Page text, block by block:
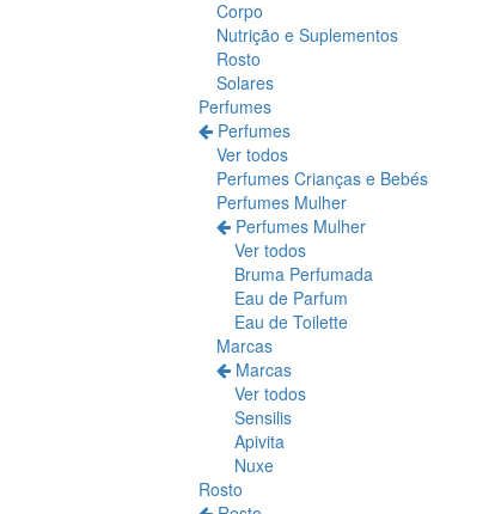
Corpo
Nutrição e Suplementos
Rosto
Solares
Perfumes
Perfumes
Ver todos
Perfumes Crianças e Bebés
Perfumes Mulher
Perfumes Mulher
Ver todos
Bruma Perfumada
Eau de Parfum
Eau de Toilette
Marcas
Marcas
Ver todos
Sensilis
Apivita
Nuxe
Rosto